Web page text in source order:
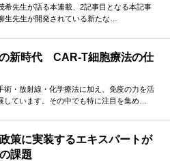
希先生が語る本連載、2記事目となる本記事
生先生が開発されている新たな…
新時代 CAR-T細胞療法の仕
術・放射線・化学療法に加え、免疫の力を活
しています。その中でも特に注目を集め…
策に実装するエキスパートが
課題